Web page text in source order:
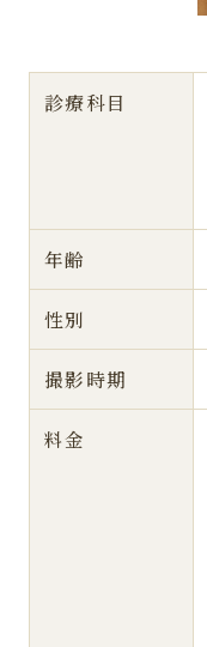
診療科目
年齢
性別
撮影時期
料金